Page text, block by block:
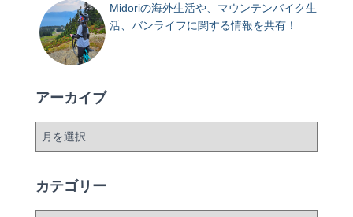
Midoriの海外生活や、マウンテンバイク生
活、バンライフに関する情報を共有！
アーカイブ
ア
イ
カテゴリー